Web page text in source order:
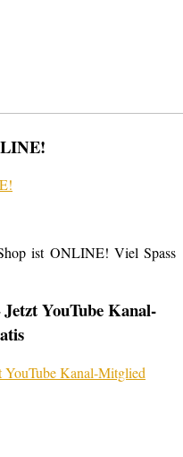
ist ONLINE! Viel Spass
YouTube Kanal-